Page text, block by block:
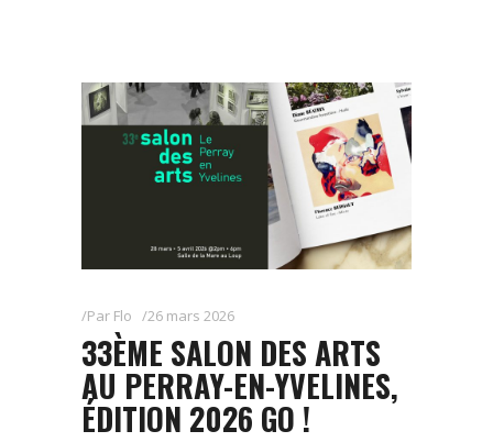
Par Flo 26 mars 2026
33ÈME SALON DES ARTS
AU PERRAY-EN-YVELINES,
ÉDITION 2026 GO !